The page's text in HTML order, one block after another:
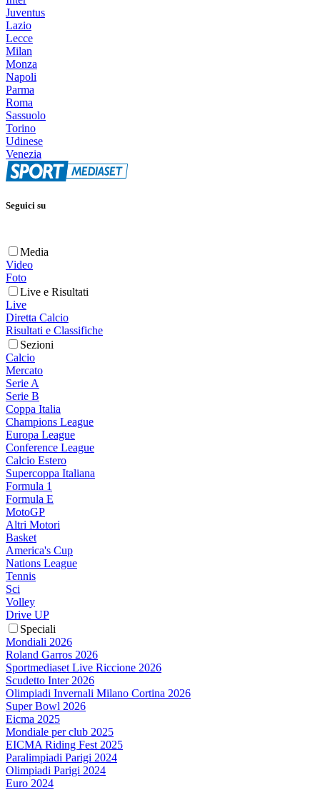
Juventus
Lazio
Lecce
Milan
Monza
Napoli
Parma
Roma
Sassuolo
Torino
Udinese
Venezia
Seguici su
Media
Video
Foto
Live e Risultati
Live
Diretta Calcio
Risultati e Classifiche
Sezioni
Calcio
Mercato
Serie A
Serie B
Coppa Italia
Champions League
Europa League
Conference League
Calcio Estero
Supercoppa Italiana
Formula 1
Formula E
MotoGP
Altri Motori
Basket
America's Cup
Nations League
Tennis
Sci
Volley
Drive UP
Speciali
Mondiali 2026
Roland Garros 2026
Sportmediaset Live Riccione 2026
Scudetto Inter 2026
Olimpiadi Invernali Milano Cortina 2026
Super Bowl 2026
Eicma 2025
Mondiale per club 2025
EICMA Riding Fest 2025
Paralimpiadi Parigi 2024
Olimpiadi Parigi 2024
Euro 2024